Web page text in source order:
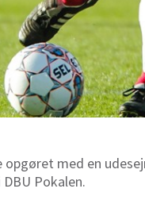
opgøret med en
Pokalen.